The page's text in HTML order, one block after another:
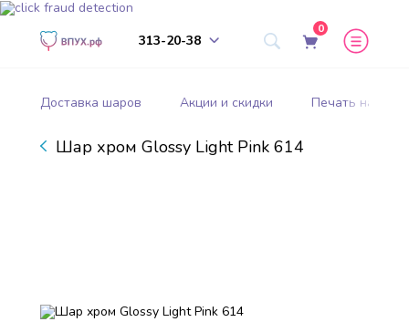
313-20-38
0
Доставка шаров Акции и скидки Печать на
Шар хром Glossy Light Pink 614